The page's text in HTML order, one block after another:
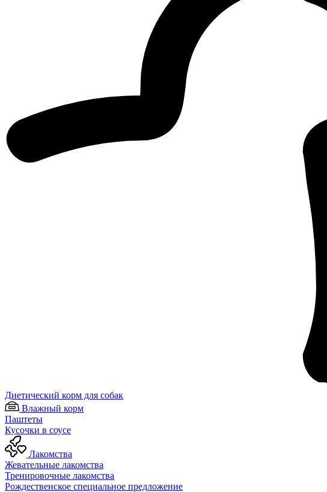
Диетический корм для собак
Влажный корм
Паштеты
Кусочки в соусе
Лакомства
Жевательные лакомства
Тренировочные лакомства
Рождественское специальное предложение